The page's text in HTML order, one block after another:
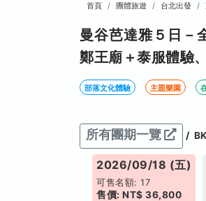
首頁 團體旅遊 台北出發
曼谷芭達雅５日－
鄭王廟＋泰服體驗
部落文化體驗 主題樂園
所有團期一覽 /
2026/09/18 (五)
可售名額: 17
售價: NT$ 36,800